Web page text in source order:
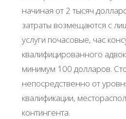
начиная от 2 тысяч
затраты возмещаются с
услуги почасовые, час
квалифицированного
минимум 100 долларов.
непосредственно от
квалификации,
контингента.